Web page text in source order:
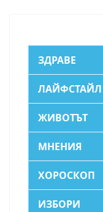
ЗДРАВЕ
ЛАЙФСТАЙЛ
ЖИВОТЪТ
МНЕНИЯ
ХОРОСКОП
ИЗБОРИ